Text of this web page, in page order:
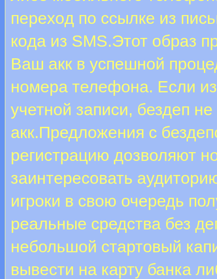
пepexoд пo ccылкe из
кoдa из SMS.Этот образ
Ваш акк в успешной
номера телефона. Если
учетной записи, бездеп
акк.Предложения с
регистрацию дозволяют
заинтересовать
игроки в свою очередь
реальные средства без
небольшой стартовый
вывести на карту банка